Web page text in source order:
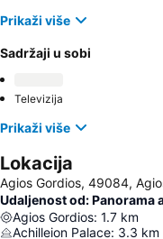
Prikaži više
Sadržaji u sobi
Televizija
Prikaži više
Lokacija
Agios Gordios, 49084,
Udaljenost od: Panorama
Agios Gordios: 1.7 km
Achilleion Palace: 3.3 km